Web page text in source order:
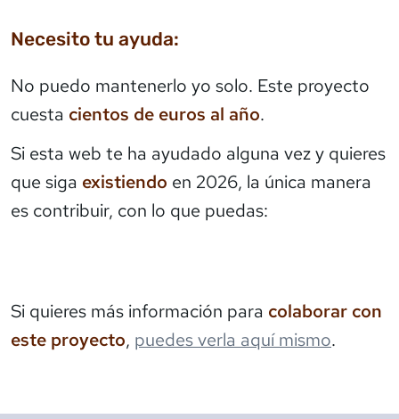
Necesito tu ayuda:
No puedo mantenerlo yo solo. Este proyecto
cuesta cientos de euros al año.
Si esta web te ha ayudado alguna vez y quieres
que siga existiendo en 2026, la única manera
es contribuir, con lo que puedas:
Si quieres más información para colaborar con
este proyecto, puedes verla aquí mismo.